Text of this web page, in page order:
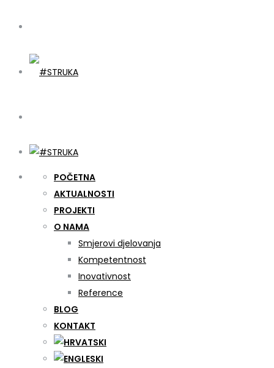
POČETNA
AKTUALNOSTI
PROJEKTI
O NAMA
Smjerovi djelovanja
Kompetentnost
Inovativnost
Reference
BLOG
KONTAKT